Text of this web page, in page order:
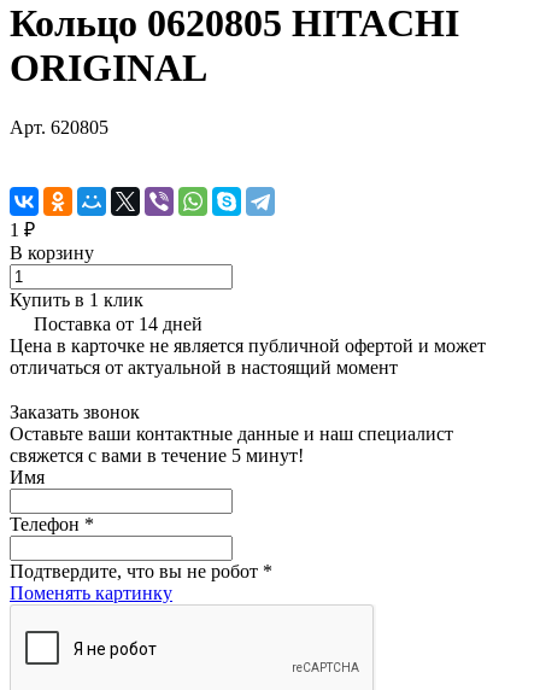
Кольцо 0620805 HITACHI
ORIGINAL
Арт. 620805
1 ₽
В корзину
Купить в 1 клик
Поставка от 14 дней
Цена в карточке не является публичной офертой и может
отличаться от актуальной в настоящий момент
Заказать звонок
Оставьте ваши контактные данные и наш специалист
свяжется с вами в течение 5 минут!
Имя
Телефон *
Подтвердите, что вы не робот *
Поменять картинку